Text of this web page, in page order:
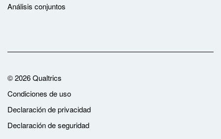
Análisis conjuntos
©2026Qualtrics
Condiciones de uso
Declaración de privacidad
Declaración de seguridad